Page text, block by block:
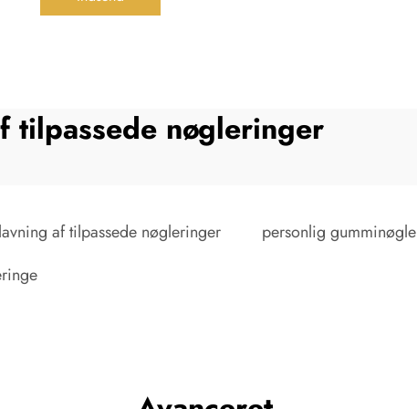
tilpassede nøgleringer
lavning af tilpassede nøgleringer
personlig gumminøgle